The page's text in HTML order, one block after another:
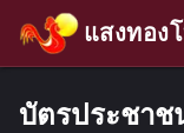
แสงทอง
บัตรประชาช